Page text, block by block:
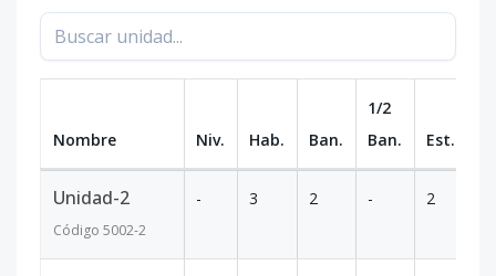
Nombre Niv. Hab. Ban.
1/2
Ban.
Est.
Unidad-2
Código 5002-2
- 3 2 - 2